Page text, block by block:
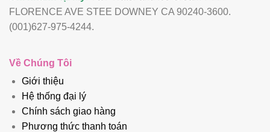
FLORENCE AVE STEE DOWNEY CA 90240-3600.
(001)627-975-4244.
Về Chúng Tôi
Giới thiệu
Hệ thống đại lý
Chính sách giao hàng
Phương thức thanh toán